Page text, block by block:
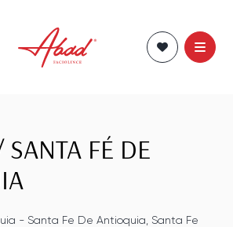
SANTA FÉ DE
- Santa Fe De Antioquia Santa Fe